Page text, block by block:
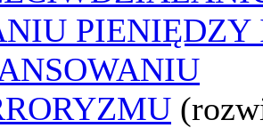
PIENIĘDZY